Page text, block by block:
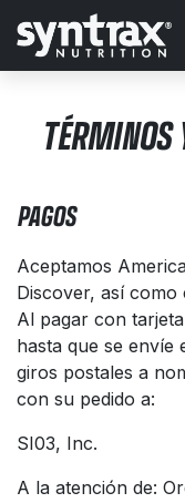
Ir al contenido
TÉRMINOS
PAGOS
Aceptamos
Discover, así como
Al pagar con
hasta que se envíe
giros postales a
con su pedido a:
SI03, Inc.
A la atención de: